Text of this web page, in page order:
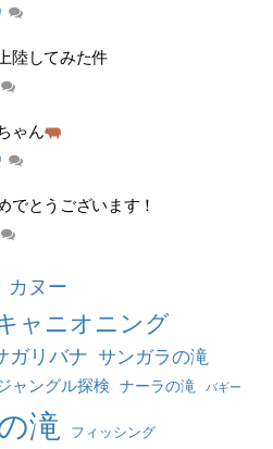
陸してみた件
ゃん
でとうございます！
カヌー
ャニオニング
ガリバナ サンガラの滝
ャングル探検 ナーラの滝 バギー
滝 フィッシング